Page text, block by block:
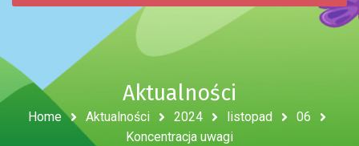
Aktualności
Home Aktualności 2024 listopad
06
Koncentracja uwagi